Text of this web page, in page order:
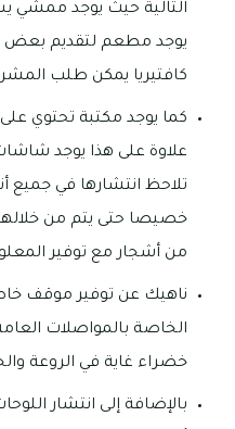
التالية حيث يوجد ممشي
يوجد مطعم لتقديم بعض
كافتيريا يمكن طلب
كما يوجد مكتبة تحتوي
علاوة على هذا يوجد
تلاحظ انتشارها في جميع
خصيصا حتى يتم من
من أشجار مع توفير
ناهيك عن توفير موقف
الخاصة بالمواصلات
خضراء غاية في الروعة
بالإضافة إلى انتشار